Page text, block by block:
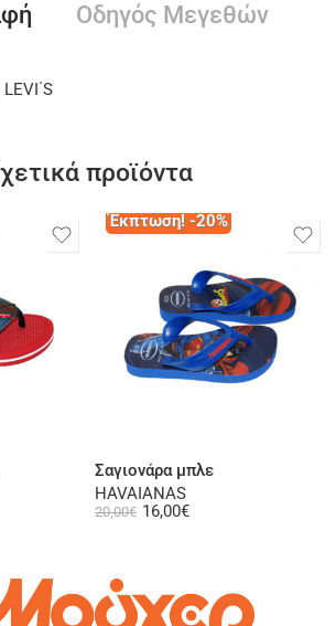
Οδηγός Μεγεθών
προϊόντα
Έκπτωση! -20%
Σαγιονάρα μπλε
HAVAIANAS
20,00€ 16,00€